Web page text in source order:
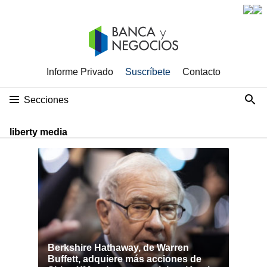
Informe Privado Suscríbete Contacto
Secciones
liberty media
Berkshire Hathaway, de Warren
Buffett, adquiere más acciones de